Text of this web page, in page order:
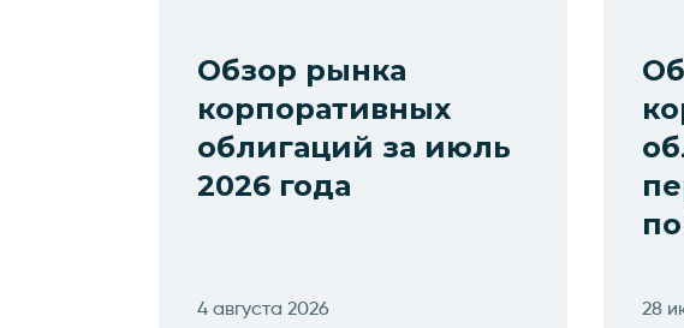
Обзор рынка
корпоративных
облигаций за июль
2026 года
4 августа 2026 28